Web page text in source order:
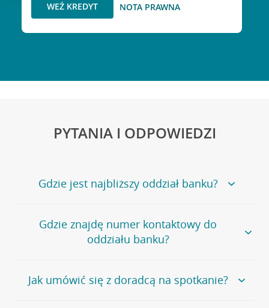
WEŹ KREDYT NOTA PRAWNA
PYTANIA I ODPOWIEDZI
Gdzie jest najbliższy oddział banku?
Jeśli szukasz oddziału naszego banku, zapraszamy na
stronęPlacówki i bankomaty, na której znajduje się
wygodna wyszukiwarka.
oddziałów
Gdzie znajdę numer kontaktowy do
oddziału banku?
Bank Credit Agricole nie udostępnia ogólnego numeru
telefonu do placówki bankowej.
Jak umówić się z doradcą na spotkanie?